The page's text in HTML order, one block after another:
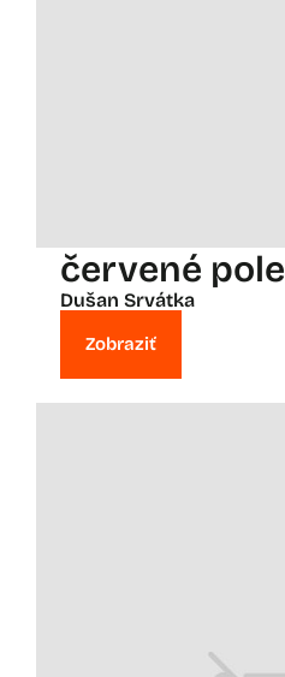
červené pole
Dušan Srvátka
Zobraziť